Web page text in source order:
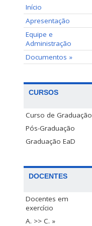
Início
Apresentação
Equipe e
Administração
Documentos »
CURSOS
Curso de Graduação
Pós-Graduação
Graduação EaD
DOCENTES
Docentes em
exercício
A. >> C. »